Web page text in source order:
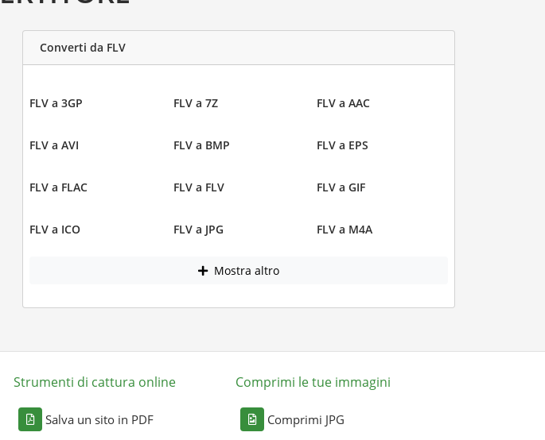
Converti da FLV
FLV a 3GP FLV a 7Z FLV a AAC
FLV a AVI FLV a BMP FLV a EPS
FLV a FLAC FLV a FLV FLV a GIF
FLV a ICO FLV a JPG FLV a M4A
Mostra altro
Strumenti di cattura online
Salva un sito in PDF
Comprimi le tue immagini
Comprimi JPG